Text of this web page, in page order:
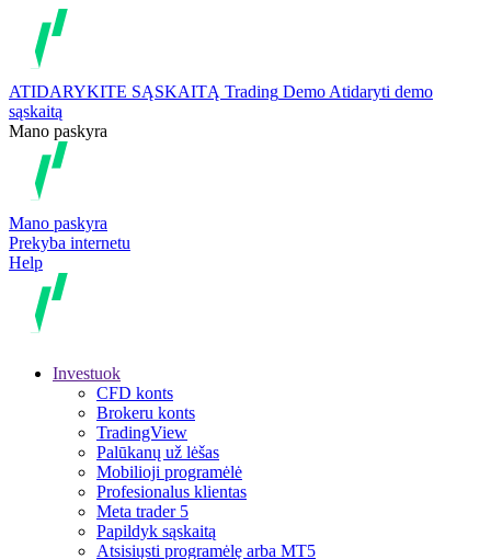
ATIDARYKITE SĄSKAITĄ Trading Demo Atidaryti demo
sąskaitą
Mano paskyra
Mano paskyra
Prekyba internetu
Help
Investuok
CFD konts
Brokeru konts
TradingView
Palūkanų už lėšas
Mobilioji programėlė
Profesionalus klientas
Meta trader 5
Papildyk sąskaitą
Atsisiųsti programėlę arba MT5